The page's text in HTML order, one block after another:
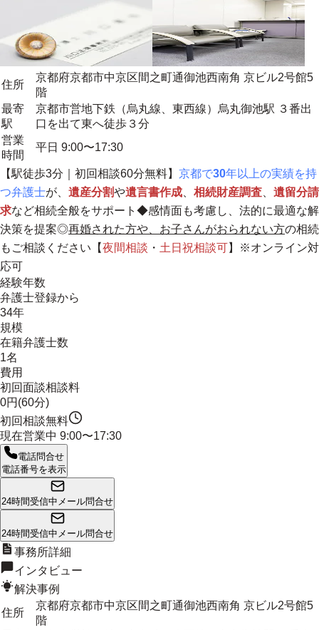
住所
京都府京都市中京区間之町通御池西南角 京ビル2号館5
階
最寄
駅
京都市営地下鉄（烏丸線、東西線）烏丸御池駅 ３番出
口を出て東へ徒歩３分
営業
時間
平日 9:00〜17:30
【駅徒歩3分｜初回相談60分無料】 京都で30年以上の実績を持
つ弁護士が、 遺産分割や遺言書作成 相続財産調査
遺留分請
求など相続全般をサポート◆感情面も考慮し、法的に最適な解
決策を提案◎再婚された方や、お子さんがおられない方の相続
もご相談ください【夜間相談 ・ 土日祝相談可】※オンライン対
応可
経験年数
弁護士登録から
34年
規模
在籍弁護士数
1名
費用
初回面談相談料
0円(60分)
初回相談無料
現在営業中 9:00〜17:30
電話問合せ
電話番号を表示
24時間受信中 メール問合せ
24時間受信中 メール問合せ
事務所詳細
インタビュー
解決事例
住所
京都府京都市中京区間之町通御池西南角 京ビル2号館5
階